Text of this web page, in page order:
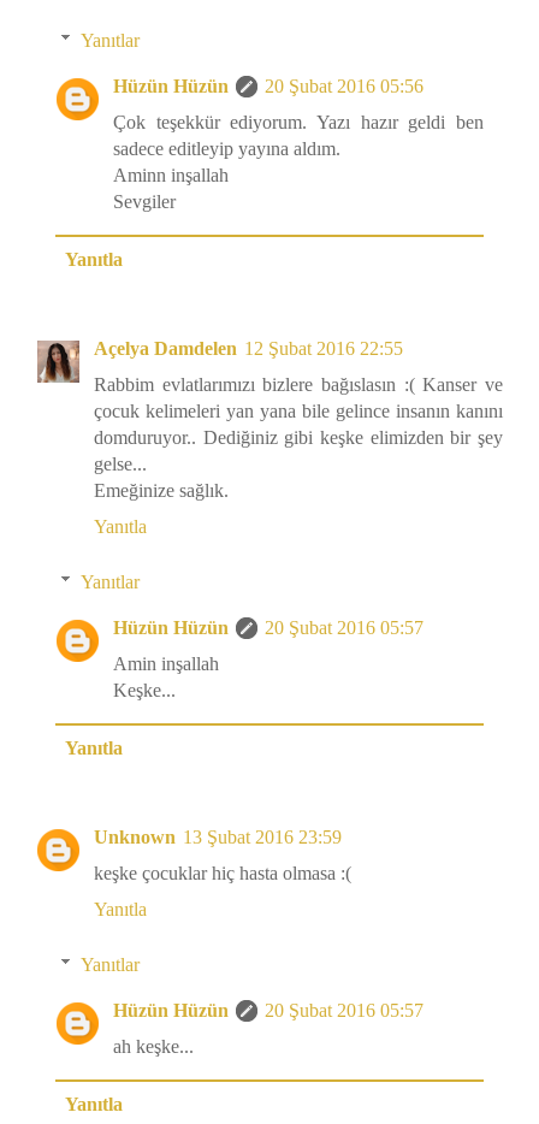
Yanıtlar
Hüzün Hüzün
20 Şubat 2016 05:56
Çok teşekkür ediyorum. Yazı hazır geldi ben
sadece editleyip yayına aldım.
Aminn inşallah
Sevgiler
Yanıtla
Açelya Damdelen 12 Şubat 2016 22:55
Rabbim evlatlarımızı bizlere bağıslasın :( Kanser ve
çocuk kelimeleri yan yana bile gelince insanın kanını
domduruyor.. Dediğiniz gibi keşke elimizden bir şey
gelse...
Emeğinize sağlık.
Yanıtla
Yanıtlar
Hüzün Hüzün
20 Şubat 2016 05:57
Amin inşallah
Keşke...
Yanıtla
Unknown 13 Şubat 2016 23:59
keşke çocuklar hiç hasta olmasa :(
Yanıtla
Yanıtlar
Hüzün Hüzün
20 Şubat 2016 05:57
ah keşke...
Yanıtla